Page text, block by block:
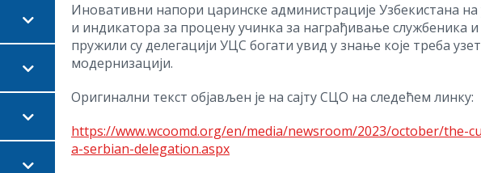
Иновативни напори царинске администрације Узбекистана
и индикатора за процену учинка за награђивање службеника
пружили су делегацији УЦС богати увид у знање које треба
модернизацији.
Оригинални текст објављен је на сајту СЦО на следећем линку:
https://www.wcoomd.org/en/media/newsroom/2023/october/
a-serbian-delegation.aspx